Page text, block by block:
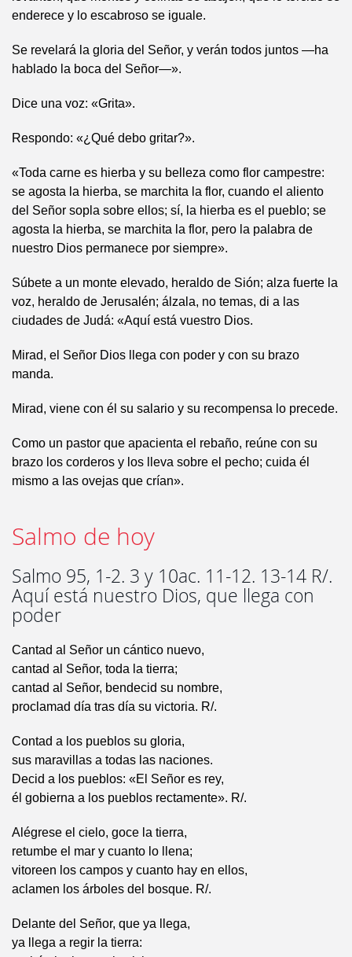
enderece y lo escabroso se iguale.
Se revelará la gloria del Señor, y verán todos juntos —ha
hablado la boca del Señor—».
Dice una voz: «Grita».
Respondo: «¿Qué debo gritar?».
«Toda carne es hierba y su belleza como flor campestre:
se agosta la hierba, se marchita la flor, cuando el aliento
del Señor sopla sobre ellos; sí, la hierba es el pueblo; se
agosta la hierba, se marchita la flor, pero la palabra de
nuestro Dios permanece por siempre».
Súbete a un monte elevado, heraldo de Sión; alza fuerte la
voz, heraldo de Jerusalén; álzala, no temas, di a las
ciudades de Judá: «Aquí está vuestro Dios.
Mirad, el Señor Dios llega con poder y con su brazo
manda.
Mirad, viene con él su salario y su recompensa lo precede.
Como un pastor que apacienta el rebaño, reúne con su
brazo los corderos y los lleva sobre el pecho; cuida él
mismo a las ovejas que crían».
Salmo de hoy
Salmo 95, 1-2. 3 y 10ac. 11-12. 13-14 R/.
Aquí está nuestro Dios, que llega con
poder
Cantad al Señor un cántico nuevo,
cantad al Señor, toda la tierra;
cantad al Señor, bendecid su nombre,
proclamad día tras día su victoria. R/.
Contad a los pueblos su gloria,
sus maravillas a todas las naciones.
Decid a los pueblos: «El Señor es rey,
él gobierna a los pueblos rectamente». R/.
Alégrese el cielo, goce la tierra,
retumbe el mar y cuanto lo llena;
vitoreen los campos y cuanto hay en ellos,
aclamen los árboles del bosque. R/.
Delante del Señor, que ya llega,
ya llega a regir la tierra: